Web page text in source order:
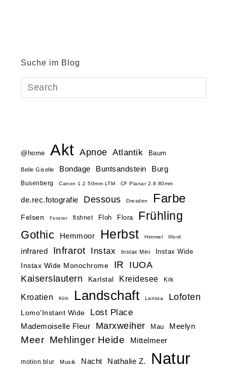
Suche im Blog
@home Akt Apnoe Atlantik Baum
Belle Giselle Bondage Buntsandstein Burg
Busenberg Canon 1.2 50mm LTM CF Planar 2.8 80mm
de.rec.fotografie Dessous Dresden Farbe
Felsen Fenster fishnet Floh Flora Frühling
Gothic Hemmoor Herbst Himmel Ilford
infrared Infrarot Instax Instax Mini
Instax Wide
Instax Wide Monochrome
IR
IUOA
Kaiserslautern
Karlstal Kreidesee Krk
Kroatien Köln Landschaft Larissa Lofoten
Lomo'Instant Wide Lost Place
Mademoiselle Fleur Marxweiher Mau Meelyn
Meer Mehlinger Heide Mittelmeer
motion blur Musik Nacht Nathalie Z. Natur